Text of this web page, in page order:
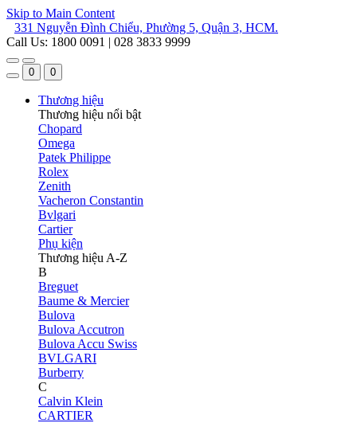
Skip to Main Content
331 Nguyễn Đình Chiểu, Phường 5, Quận 3, HCM.
Call Us: 1800 0091 | 028 3833 9999
0 0
Thương hiệu
Thương hiệu nổi bật
Chopard
Omega
Patek Philippe
Rolex
Zenith
Vacheron Constantin
Bvlgari
Cartier
Phụ kiện
Thương hiệu A-Z
B
Breguet
Baume & Mercier
Bulova
Bulova Accutron
Bulova Accu Swiss
BVLGARI
Burberry
C
Calvin Klein
CARTIER